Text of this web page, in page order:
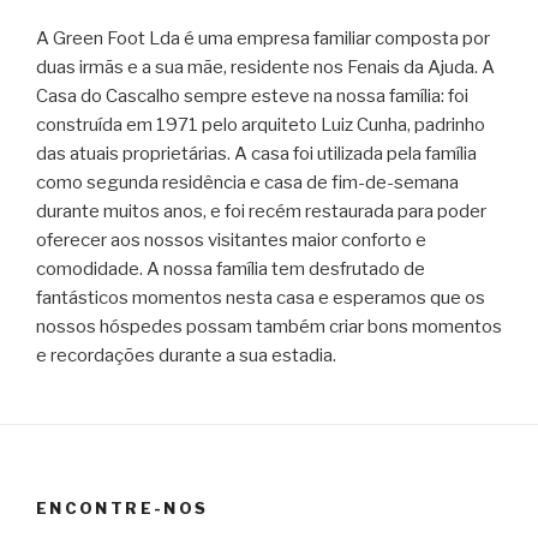
A Green Foot Lda é uma empresa familiar composta por
duas irmãs e a sua mãe, residente nos Fenais da Ajuda. A
Casa do Cascalho sempre esteve na nossa família: foi
construída em 1971 pelo arquiteto Luiz Cunha, padrinho
das atuais proprietárias. A casa foi utilizada pela família
como segunda residência e casa de fim-de-semana
durante muitos anos, e foi recém restaurada para poder
oferecer aos nossos visitantes maior conforto e
comodidade. A nossa família tem desfrutado de
fantásticos momentos nesta casa e esperamos que os
nossos hóspedes possam também criar bons momentos
e recordações durante a sua estadia.
ENCONTRE-NOS